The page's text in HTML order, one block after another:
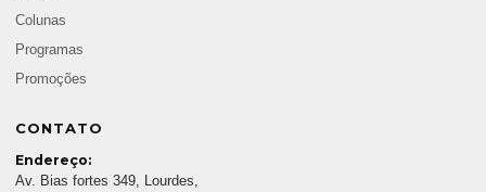
Colunas
Programas
Promoções
CONTATO
Endereço:
Av. Bias fortes 349, Lourdes,